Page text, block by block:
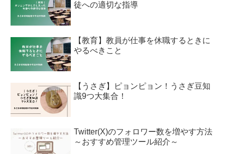
徒への適切な指導
【教育】教員が仕事を休職するときに
やるべきこと
【うさぎ】ピョンピョン！うさぎ豆知
識9つ大集合！
Twitter(X)のフォロワー数を増やす方法
～おすすめ管理ツール紹介～